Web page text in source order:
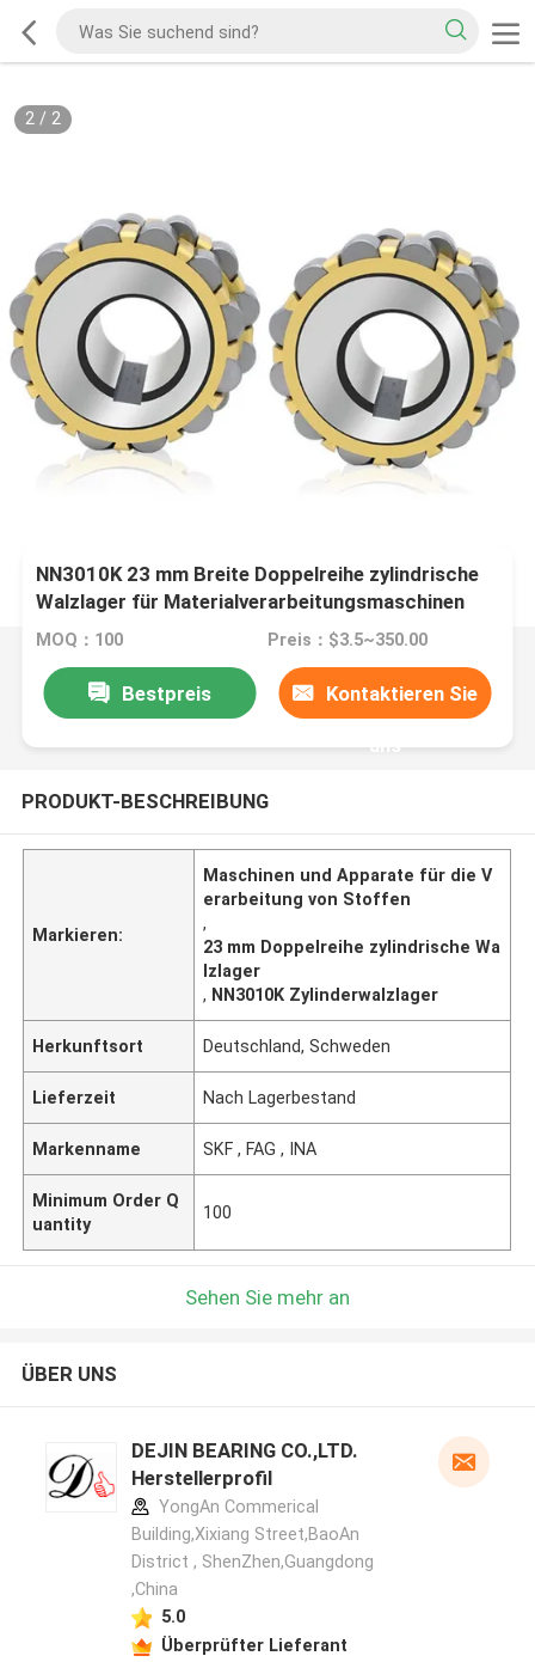
2/ 2
NN3010K 23 mm Breite Doppelreihe zylindrische
Walzlager für Materialverarbeitungsmaschinen
MOQ：100 Preis：$3.5~350.00
Bestpreis Kontaktieren Sie
uns
PRODUKT-BESCHREIBUNG
Markieren:
Maschinen und Apparate für die V
erarbeitung von Stoffen
,
23 mm Doppelreihe zylindrische Wa
lzlager
, NN3010K Zylinderwalzlager
Herkunftsort Deutschland, Schweden
Lieferzeit Nach Lagerbestand
Markenname SKF , FAG , INA
Minimum Order Q
uantity
100
Sehen Sie mehr an
ÜBER UNS
DEJIN BEARING CO.,LTD.
Herstellerprofil
YongAn Commerical
Building,Xixiang Street,BaoAn
District , ShenZhen,Guangdong
,China
5.0
Überprüfter Lieferant